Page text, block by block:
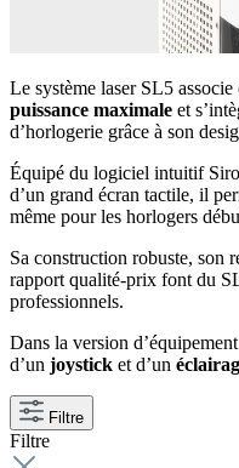
Le système laser SL5 associe
puissance maximale et
d’horlogerie grâce à son
Équipé du logiciel intuitif Siro
d’un grand écran tactile, il
même pour les horlogers
Sa construction robuste, son
rapport qualité-prix font du
professionnels.
Dans la version d’équipement
d’un joystick et d’un
Filtre
Filtre